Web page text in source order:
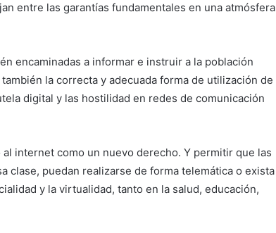
entre las garantías fundamentales en una atmósfera
encaminadas a informar e instruir a la población
la correcta y adecuada forma de utilización de
digital y las hostilidad en redes de comunicación
internet como un nuevo derecho. Y permitir que las
clase, puedan realizarse de forma telemática o exista
y la virtualidad, tanto en la salud, educación,